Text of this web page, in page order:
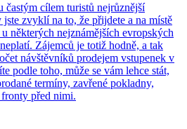
častým cílem turistů nejrůznější
zvyklí na to, že přijdete a na místě
některých nejznámějších evropských
Zájemců je totiž hodně, a tak
návštěvníků prodejem vstupenek v
podle toho, může se vám lehce stát,
termíny, zavřené pokladny,
před nimi.